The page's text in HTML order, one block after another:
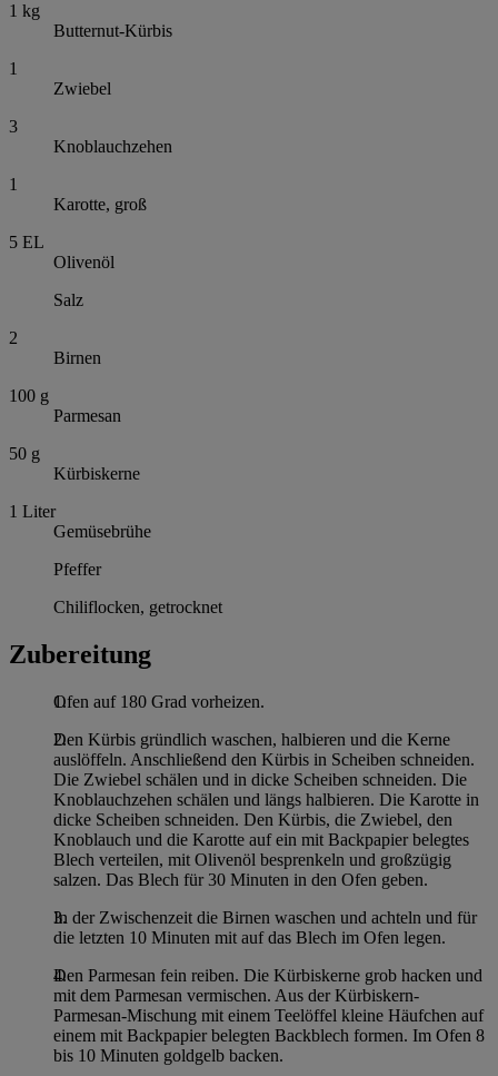
1 kg
Butternut-Kürbis
1
Zwiebel
3
Knoblauchzehen
1
Karotte, groß
5 EL
Olivenöl
Salz
2
Birnen
100 g
Parmesan
50 g
Kürbiskerne
1 Liter
Gemüsebrühe
Pfeffer
Chiliflocken, getrocknet
Zubereitung
Ofen auf 180 Grad vorheizen.
Den Kürbis gründlich waschen, halbieren und die Kerne
auslöffeln. Anschließend den Kürbis in Scheiben schneiden.
Die Zwiebel schälen und in dicke Scheiben schneiden. Die
Knoblauchzehen schälen und längs halbieren. Die Karotte in
dicke Scheiben schneiden. Den Kürbis, die Zwiebel, den
Knoblauch und die Karotte auf ein mit Backpapier belegtes
Blech verteilen, mit Olivenöl besprenkeln und großzügig
salzen. Das Blech für 30 Minuten in den Ofen geben.
In der Zwischenzeit die Birnen waschen und achteln und für
die letzten 10 Minuten mit auf das Blech im Ofen legen.
Den Parmesan fein reiben. Die Kürbiskerne grob hacken und
mit dem Parmesan vermischen. Aus der Kürbiskern-
Parmesan-Mischung mit einem Teelöffel kleine Häufchen auf
einem mit Backpapier belegten Backblech formen. Im Ofen 8
bis 10 Minuten goldgelb backen.